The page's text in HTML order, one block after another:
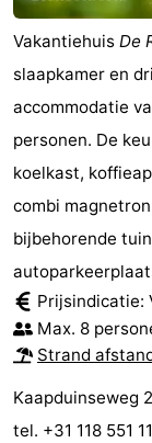
Vakantiehuis De
slaapkamer en
accommodatie
personen. De
koelkast,
combi
bijbehorende
Prijsindicatie:
Max. 8
Strand
Kaapduinseweg
tel. +31 118 551